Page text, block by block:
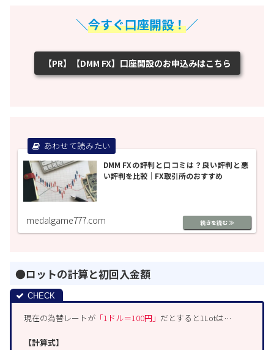
＼今すぐ口座開設！／
【PR】【DMM FX】口座開設のお申込みはこちら
DMM FXの評判と口コミは？良い評判と悪
い評判を比較｜FX取引所のおすすめ
medalgame777.com
●ロットの計算と初回入金額
現在の為替レートが「1ドル＝100円」 だとすると1Lotは…
【計算式】